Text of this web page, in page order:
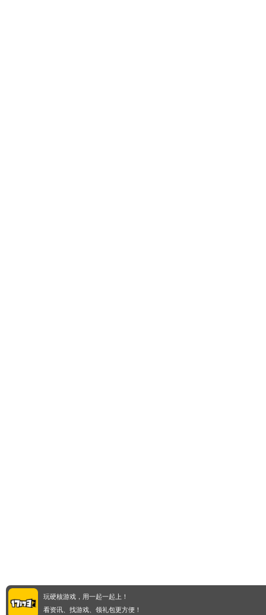
玩硬核游戏，用一起一起上！
看资讯、找游戏、领礼包更方便！